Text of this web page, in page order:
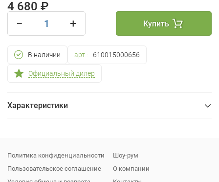
4 680 ₽
−
+ Купить
В наличии арт.: 610015000656
Официальный дилер
Характеристики
Упаковка
Политика конфиденциальности
Пользовательское соглашение
Шоу-рум
О компании